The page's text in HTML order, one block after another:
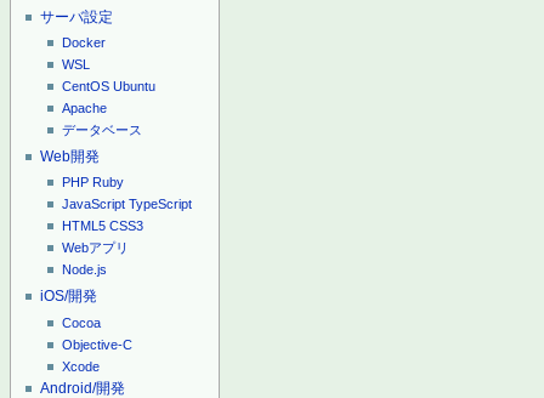
サーバ設定
Docker
WSL
CentOS Ubuntu
Apache
データベース
Web開発
PHP Ruby
JavaScript TypeScript
HTML5 CSS3
Webアプリ
Node.js
iOS/開発
Cocoa
Objective-C
Xcode
Android/開発